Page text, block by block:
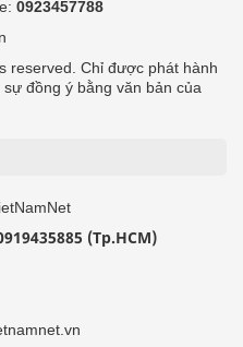
0923457788
reserved. Chỉ được phát hành
đồng ý bằng văn bản của
(Tp.HCM)